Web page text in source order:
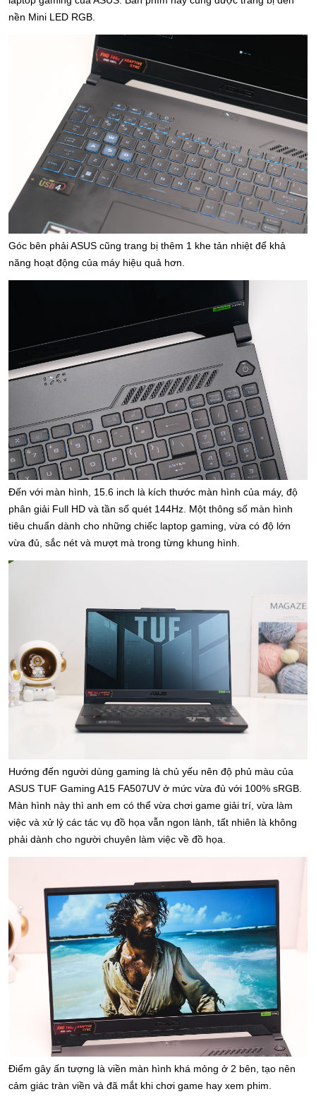
nền Mini LED RGB.
Góc bên phải ASUS cũng trang bị thêm 1 khe tản nhiệt để khả
năng hoạt động của máy hiệu quả hơn.
Đến với màn hình, 15.6 inch là kích thước màn hình của máy, độ
phân giải Full HD và tần số quét 144Hz. Một thông số màn hình
tiêu chuẩn dành cho những chiếc laptop gaming, vừa có độ lớn
vừa đủ, sắc nét và mượt mà trong từng khung hình.
Hướng đến người dùng gaming là chủ yếu nên độ phủ màu của
ASUS TUF Gaming A15 FA507UV ở mức vừa đủ với 100% sRGB.
Màn hình này thì anh em có thể vừa chơi game giải trí, vừa làm
việc và xử lý các tác vụ đồ họa vẫn ngon lành, tất nhiên là không
phải dành cho người chuyên làm việc về đồ họa.
Điểm gây ấn tượng là viền màn hình khá mỏng ở 2 bên, tạo nên
cảm giác tràn viền và đã mắt khi chơi game hay xem phim.